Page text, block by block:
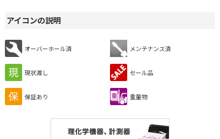
アイコンの説明
オーバーホール済 メンテナンス済
現状渡し セール品
保証あり 重量物